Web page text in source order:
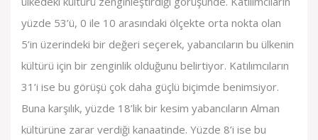
yüzde 53’ü, 0 ile 10 arasındaki ölçekte orta nokta olan
5’in üzerindeki bir değeri seçerek, yabancıların bu ülkenin
kültürü için bir zenginlik olduğunu belirtiyor. Katılımcıların
31’i ise bu görüşü çok daha güçlü biçimde benimsiyor.
Buna karşılık, yüzde 18’lik bir kesim yabancıların Alman
kültürüne zarar verdiği kanaatinde. Yüzde 8’i ise bu